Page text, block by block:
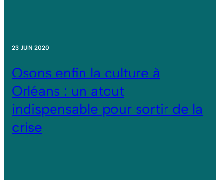
23 JUIN 2020
Osons enfin la culture à
Orléans : un atout
indispensable pour sortir de la
crise